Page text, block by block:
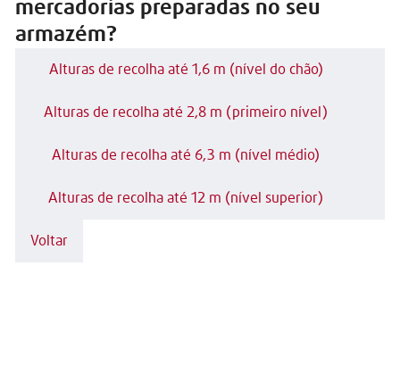
mercadorias preparadas no seu
armazém?
Alturas de recolha até 1,6 m (nível do chão)
Alturas de recolha até 2,8 m (primeiro nível)
Alturas de recolha até 6,3 m (nível médio)
Alturas de recolha até 12 m (nível superior)
Voltar